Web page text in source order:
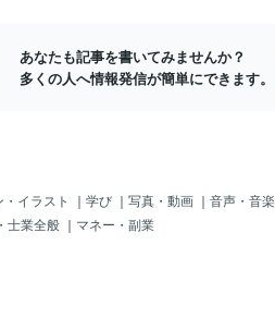
あなたも記事を書いてみませんか？
多くの人へ情報発信が簡単にできます。
イラスト ｜ 学び ｜ 写真・動画 ｜ 音声・音楽
士業全般 ｜ マネー・副業